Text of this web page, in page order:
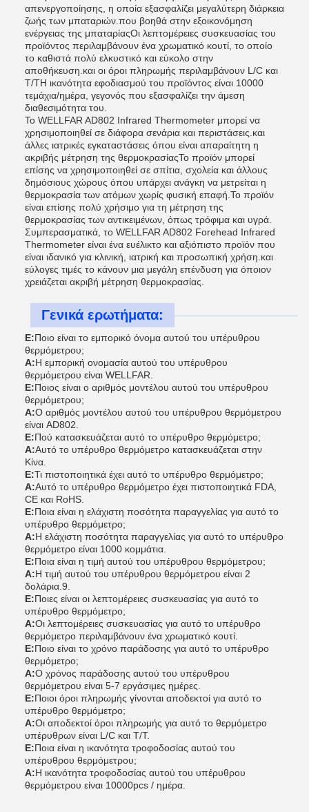
απενεργοποίησης, η οποία εξασφαλίζει μεγαλύτερη διάρκεια
ζωής των μπαταριών.που βοηθά στην εξοικονόμηση
ενέργειας της μπαταρίαςΟι λεπτομέρειες συσκευασίας του
προϊόντος περιλαμβάνουν ένα χρωματικό κουτί, το οποίο
το καθιστά πολύ ελκυστικό και εύκολο στην
αποθήκευση.και οι όροι πληρωμής περιλαμβάνουν L/C και
T/TΗ ικανότητα εφοδιασμού του προϊόντος είναι 10000
τεμάχια/ημέρα, γεγονός που εξασφαλίζει την άμεση
διαθεσιμότητα του.
Το WELLFAR AD802 Infrared Thermometer μπορεί να
χρησιμοποιηθεί σε διάφορα σενάρια και περιστάσεις.και
άλλες ιατρικές εγκαταστάσεις όπου είναι απαραίτητη η
ακριβής μέτρηση της θερμοκρασίαςΤο προϊόν μπορεί
επίσης να χρησιμοποιηθεί σε σπίτια, σχολεία και άλλους
δημόσιους χώρους όπου υπάρχει ανάγκη να μετρείται η
θερμοκρασία των ατόμων χωρίς φυσική επαφή.Το προϊόν
είναι επίσης πολύ χρήσιμο για τη μέτρηση της
θερμοκρασίας των αντικειμένων, όπως τρόφιμα και υγρά.
Συμπερασματικά, το WELLFAR AD802 Forehead Infrared
Thermometer είναι ένα ευέλικτο και αξιόπιστο προϊόν που
είναι ιδανικό για κλινική, ιατρική και προσωπική χρήση.και
εύλογες τιμές το κάνουν μια μεγάλη επένδυση για όποιον
χρειάζεται ακριβή μέτρηση θερμοκρασίας.
Γενικά ερωτήματα:
Ε:Ποιο είναι το εμπορικό όνομα αυτού του υπέρυθρου
θερμόμετρου;
Α:Η εμπορική ονομασία αυτού του υπέρυθρου
θερμόμετρου είναι WELLFAR.
Ε:Ποιος είναι ο αριθμός μοντέλου αυτού του υπέρυθρου
θερμόμετρου;
Α:Ο αριθμός μοντέλου αυτού του υπέρυθρου θερμόμετρου
είναι AD802.
Ε:Πού κατασκευάζεται αυτό το υπέρυθρο θερμόμετρο;
Α:Αυτό το υπέρυθρο θερμόμετρο κατασκευάζεται στην
Κίνα.
Ε:Τι πιστοποιητικά έχει αυτό το υπέρυθρο θερμόμετρο;
Α:Αυτό το υπέρυθρο θερμόμετρο έχει πιστοποιητικά FDA,
CE και RoHS.
Ε:Ποια είναι η ελάχιστη ποσότητα παραγγελίας για αυτό το
υπέρυθρο θερμόμετρο;
Α:Η ελάχιστη ποσότητα παραγγελίας για αυτό το υπέρυθρο
θερμόμετρο είναι 1000 κομμάτια.
Ε:Ποια είναι η τιμή αυτού του υπέρυθρου θερμόμετρου;
Α:Η τιμή αυτού του υπέρυθρου θερμόμετρου είναι 2
δολάρια.9.
Ε:Ποιες είναι οι λεπτομέρειες συσκευασίας για αυτό το
υπέρυθρο θερμόμετρο;
Α:Οι λεπτομέρειες συσκευασίας για αυτό το υπέρυθρο
θερμόμετρο περιλαμβάνουν ένα χρωματικό κουτί.
Ε:Ποιο είναι το χρόνο παράδοσης για αυτό το υπέρυθρο
θερμόμετρο;
Α:Ο χρόνος παράδοσης αυτού του υπέρυθρου
θερμόμετρου είναι 5-7 εργάσιμες ημέρες.
Ε:Ποιοι όροι πληρωμής γίνονται αποδεκτοί για αυτό το
υπέρυθρο θερμόμετρο;
Α:Οι αποδεκτοί όροι πληρωμής για αυτό το θερμόμετρο
υπέρυθρων είναι L/C και T/T.
Ε:Ποια είναι η ικανότητα τροφοδοσίας αυτού του
υπέρυθρου θερμόμετρου;
Α:Η ικανότητα τροφοδοσίας αυτού του υπέρυθρου
θερμόμετρου είναι 10000pcs / ημέρα.